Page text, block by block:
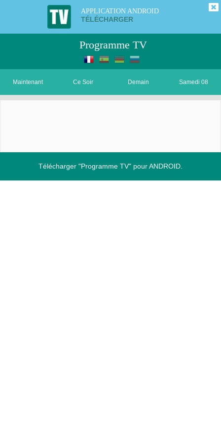
APPLICATION ANDROID
TÉLÉCHARGER
Programme TV
Maintenant Ce Soir Demain Samedi 08
Télécharger "Programme TV" pour ANDROID.